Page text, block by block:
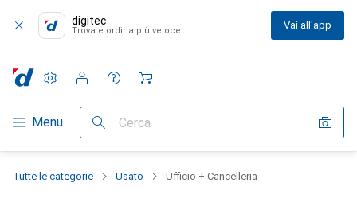
digitec
Trova e ordina più veloce Vai all'app
Categoria Navigazione
Menu Cerca
Impostazioni
Conto cliente
Liste di confronto
Liste dei desideri
Carrello
Tutte le categorie Usato Ufficio + Cancelleria